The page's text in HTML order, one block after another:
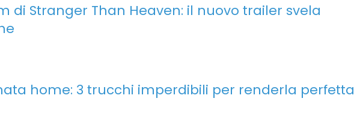
di Stranger Than Heaven: il nuovo trailer svela
home: 3 trucchi imperdibili per renderla perfetta